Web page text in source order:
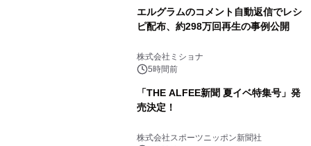
エルグラムのコメント自動返信でレシ
ピ配布、約298万回再生の事例公開
株式会社ミショナ
5時間前
「THE ALFEE新聞 夏イベ特集号」発
売決定！
株式会社スポーツニッポン新聞社